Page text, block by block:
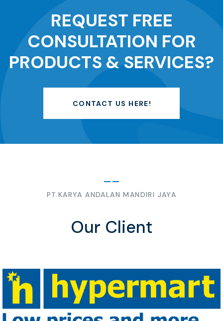
REQUEST FREE
CONSULTATION FOR
PRODUCTS & SERVICES?
CONTACT US HERE!
PT.KARYA ANDALAN MANDIRI JAYA
Our Client